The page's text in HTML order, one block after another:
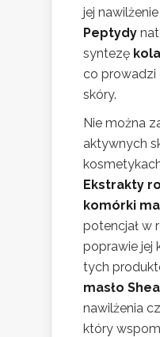
jej
Peptydy
syntezę
co prowadzi
skóry.
Nie można
aktywnych
Ekstrakty
komórki
potencjał w
poprawie jej
tych
masło Shea
nawilżenia
który